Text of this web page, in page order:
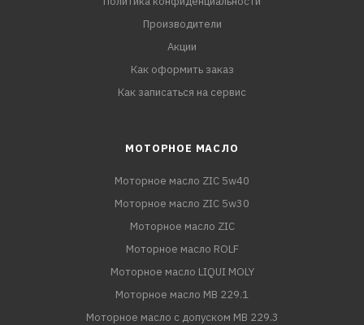
Производители
Акции
Как оформить заказ
Как записаться на сервис
МОТОРНОЕ МАСЛО
Моторное масло ZIC 5w40
Моторное масло ZIC 5w30
Моторное масло ZIC
Моторное масло ROLF
Моторное масло LIQUI MOLY
Моторное масло MB 229.1
Моторное масло с допуском MB 229.3